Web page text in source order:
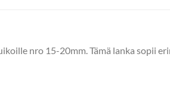
nro 15-20mm. Tämä lanka sopii